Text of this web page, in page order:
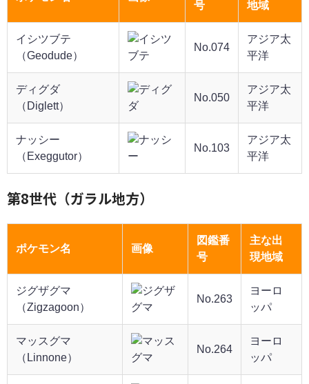
号
地域
イシツブテ
（Geodude）
No.074
アジア太
平洋
ディグダ
（Diglett）
No.050
アジア太
平洋
ナッシー
（Exeggutor）
No.103
アジア太
平洋
第8世代（ガラル地方）
ポケモン名 画像
図鑑番
号
主な出
現地域
ジグザグマ
（Zigzagoon）
No.263
ヨーロ
ッパ
マッスグマ
（Linnone）
No.264
ヨーロ
ッパ